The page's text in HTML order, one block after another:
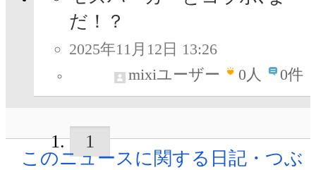
だ！？
2025年11月12日 13:26
mixiユーザー
0人 0件
1
このニュースに関する日記・つぶ